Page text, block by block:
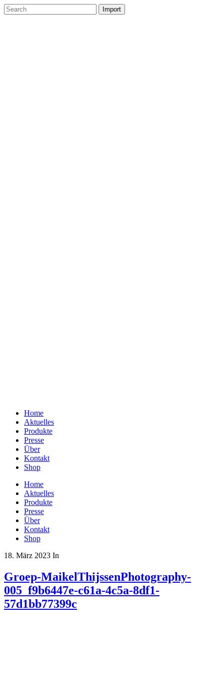
Home
Aktuelles
Produkte
Presse
Über
Kontakt
Shop
Home
Aktuelles
Produkte
Presse
Über
Kontakt
Shop
18. März 2023 In
Groep-MaikelThijssenPhotography-
005_f9b6447e-c61a-4c5a-8df1-
57d1bb77399c